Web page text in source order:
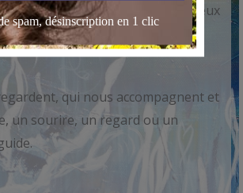
de nos ancêtres, de ceux
qui nous enseignent par leurs
qui nous accompagnent et
un sourire, un regard ou un